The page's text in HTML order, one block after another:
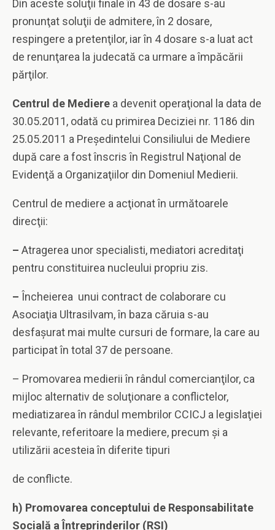
Din aceste soluţii finale în 43 de dosare s-au
pronunţat soluţii de admitere, în 2 dosare,
respingere a pretenţilor, iar în 4 dosare s-a luat act
de renunţarea la judecată ca urmare a împăcării
părţilor.
Centrul de Mediere a devenit operaţional la data de
30.05.2011, odată cu primirea Deciziei nr. 1186 din
25.05.2011 a Preşedintelui Consiliului de Mediere
după care a fost înscris în Registrul Naţional de
Evidenţă a Organizaţiilor din Domeniul Medierii.
Centrul de mediere a acţionat în următoarele
direcţii:
– Atragerea unor specialisti, mediatori acreditaţi
pentru constituirea nucleului propriu zis.
– Încheierea unui contract de colaborare cu
Asociaţia Ultrasilvam, în baza căruia s-au
desfaşurat mai multe cursuri de formare, la care au
participat în total 37 de persoane.
– Promovarea medierii în rândul comercianţilor, ca
mijloc alternativ de soluţionare a conflictelor,
mediatizarea în rândul membrilor CCICJ a legislaţiei
relevante, referitoare la mediere, precum şi a
utilizării acesteia în diferite tipuri
de conflicte.
h) Promovarea conceptului de Responsabilitate
Socială a Întreprinderilor (RSI)